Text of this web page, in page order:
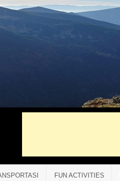
FUN ACTIVITIES